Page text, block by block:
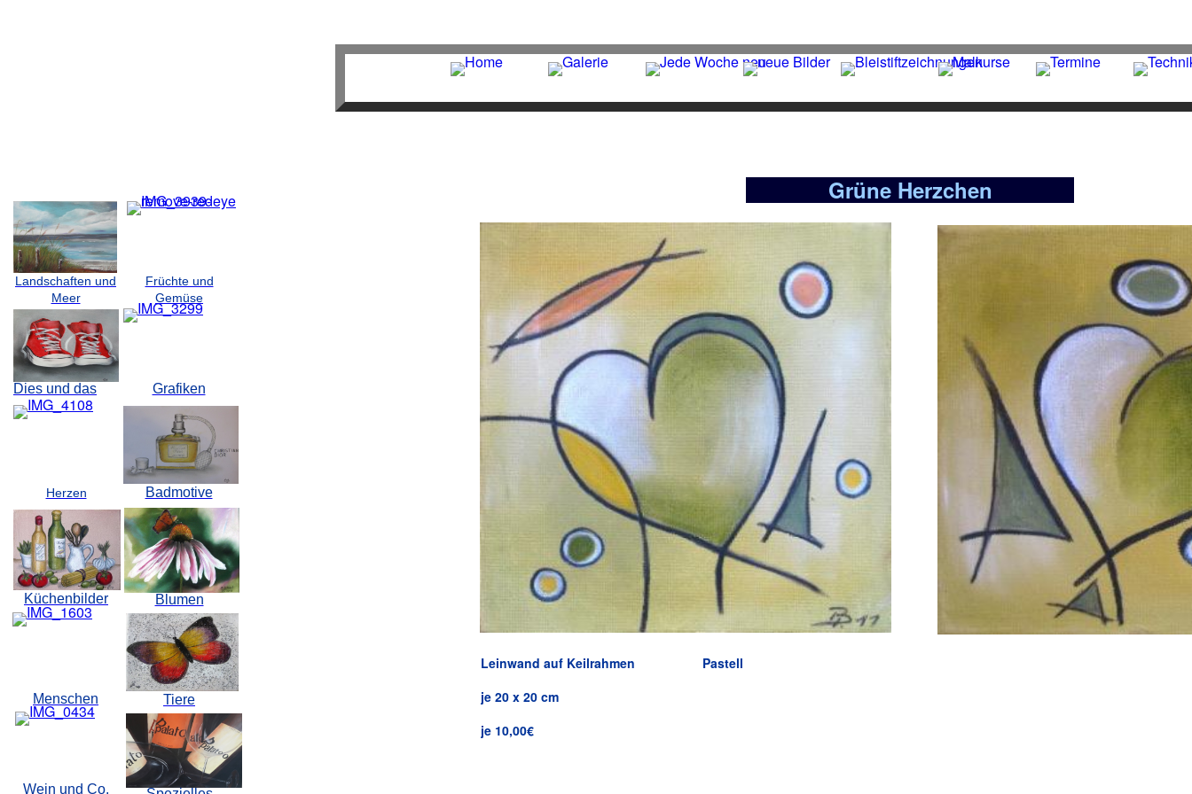
Leinwand auf Keilrahmen Pastell
je 20 x 20 cm
je 10,00€
Grüne Herzchen
Landschaften und
Meer
Blumen
Dies und das Grafiken
Herzen Badmotive
Küchenbilder
Früchte und
Gemüse
Menschen Tiere
Wein und Co.